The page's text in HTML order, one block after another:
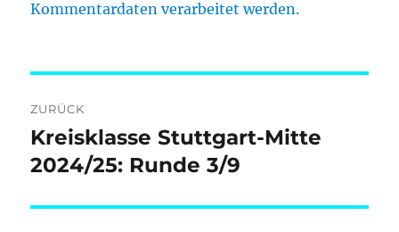
Kommentardaten verarbeitet werden.
ZURÜCK
Vorheriger
Beitrag:
Kreisklasse Stuttgart-Mitte
2024/25: Runde 3/9